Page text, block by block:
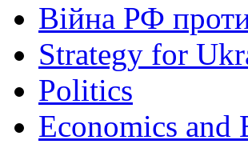
Війна РФ
Strategy for
Politics
Economics and